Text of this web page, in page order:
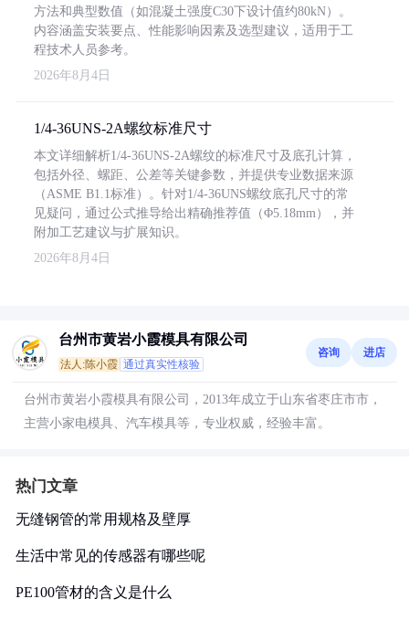
方法和典型数值（如混凝土强度C30下设计值约80kN）。
内容涵盖安装要点、性能影响因素及选型建议，适用于工
程技术人员参考。
2026年8月4日
1/4-36UNS-2A螺纹标准尺寸
本文详细解析1/4-36UNS-2A螺纹的标准尺寸及底孔计算，
包括外径、螺距、公差等关键参数，并提供专业数据来源
（ASME B1.1标准）。针对1/4-36UNS螺纹底孔尺寸的常
见疑问，通过公式推导给出精确推荐值（Φ5.18mm），并
附加工艺建议与扩展知识。
2026年8月4日
台州市黄岩小霞模具有限公司
法人:陈小霞 通过真实性核验
咨询 进店
台州市黄岩小霞模具有限公司，2013年成立于山东省枣庄市市，
主营小家电模具、汽车模具等，专业权威，经验丰富。
热门文章
无缝钢管的常用规格及壁厚
生活中常见的传感器有哪些呢
PE100管材的含义是什么